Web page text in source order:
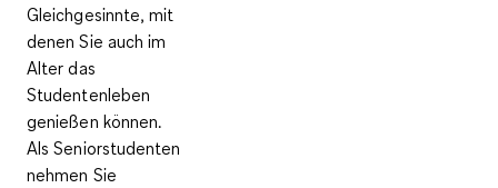
Gleichgesinnte, mit
denen Sie auch im
Alter das
Studentenleben
genießen können.
Als Seniorstudenten
nehmen Sie